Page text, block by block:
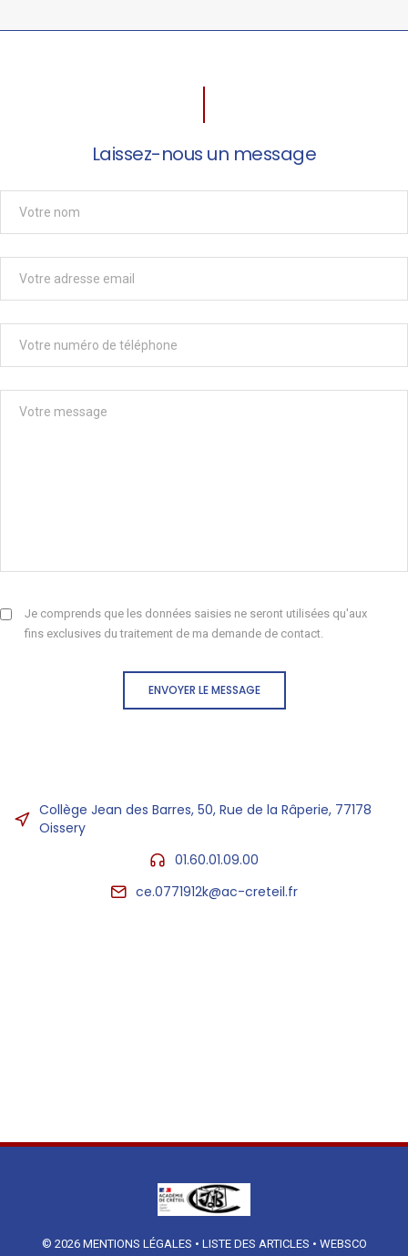
Laissez-nous un message
Je comprends que les données saisies ne seront utilisées qu'aux
fins exclusives du traitement de ma demande de contact.
ENVOYER LE MESSAGE
Collège Jean des Barres, 50, Rue de la Râperie, 77178
Oissery
01.60.01.09.00
ce.0771912k@ac-creteil.fr
© 2026 MENTIONS LÉGALES • LISTE DES ARTICLES • WEBSCO